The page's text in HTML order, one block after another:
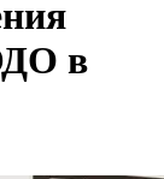
в